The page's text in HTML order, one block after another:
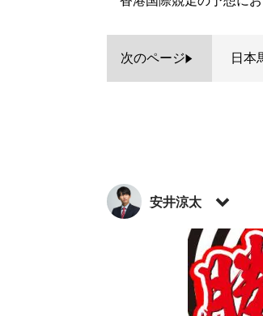
次のページ 日本
安井涼太
各種メディアで活躍中の
日に発売された。『 競走
穴馬の激走を見抜く！ 追
など多数の書籍を執筆。